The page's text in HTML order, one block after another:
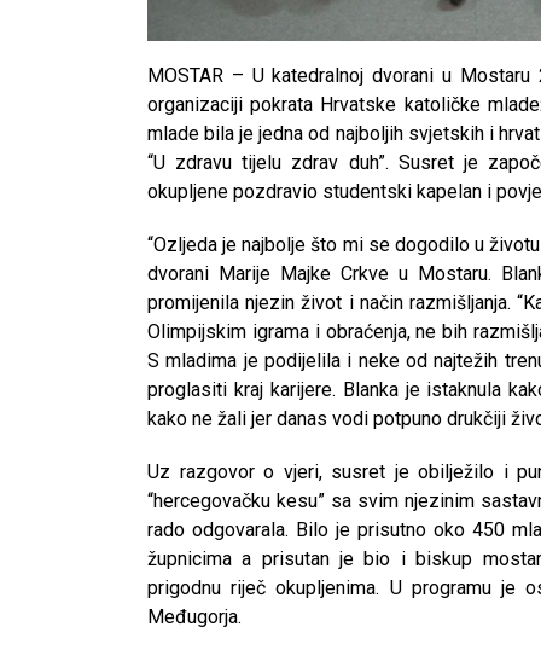
MOSTAR – U katedralnoj dvorani u
organizaciji pokrata Hrvatske katoličke
mlade bila je jedna od najboljih svjetskih i
“U zdravu tijelu zdrav duh”. Susret je
okupljene pozdravio studentski kapelan i
“Ozljeda je najbolje što mi se dogodilo u
dvorani Marije Majke Crkve u Mostaru.
promijenila njezin život i način razmišljanja.
Olimpijskim igrama i obraćenja, ne bih
S mladima je podijelila i neke od najtežih
proglasiti kraj karijere. Blanka je istaknula
kako ne žali jer danas vodi potpuno drukčiji
Uz razgovor o vjeri, susret je obilježilo i
“hercegovačku kesu” sa svim njezinim
rado odgovarala. Bilo je prisutno oko 450
župnicima a prisutan je bio i biskup
prigodnu riječ okupljenima. U programu je
Međugorja.